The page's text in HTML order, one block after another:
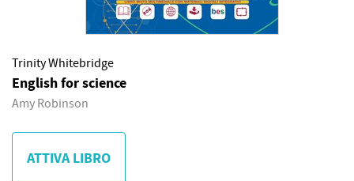
Trinity Whitebridge
English for science
Amy Robinson
ATTIVA LIBRO